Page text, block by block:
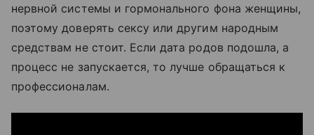
нервной системы и гормонального фона женщины,
поэтому доверять сексу или другим народным
средствам не стоит. Если дата родов подошла, а
процесс не запускается, то лучше обращаться к
профессионалам.